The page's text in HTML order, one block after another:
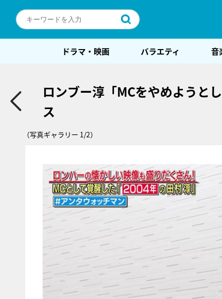
ドラマ・映画 バラエティ 音
ロンブー淳「MCをやめようと
ス
（写真ギャラリー 1/2）